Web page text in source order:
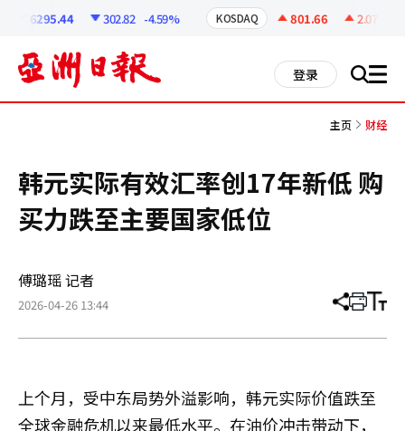
6295.44 302.82 -4.59% KOSDAQ 801.66 2.07
登录 搜 all
主页 财经
韩元实际有效汇率创17年新低 购
买力跌至主要国家低位
傅璐瑶 记者
2026-04-26 13:44 分
章
打 调
小
上个月，受中东局势外溢影响，韩元实际价值跌至
全球金融危机以来最低水平。在油价冲击带动下，